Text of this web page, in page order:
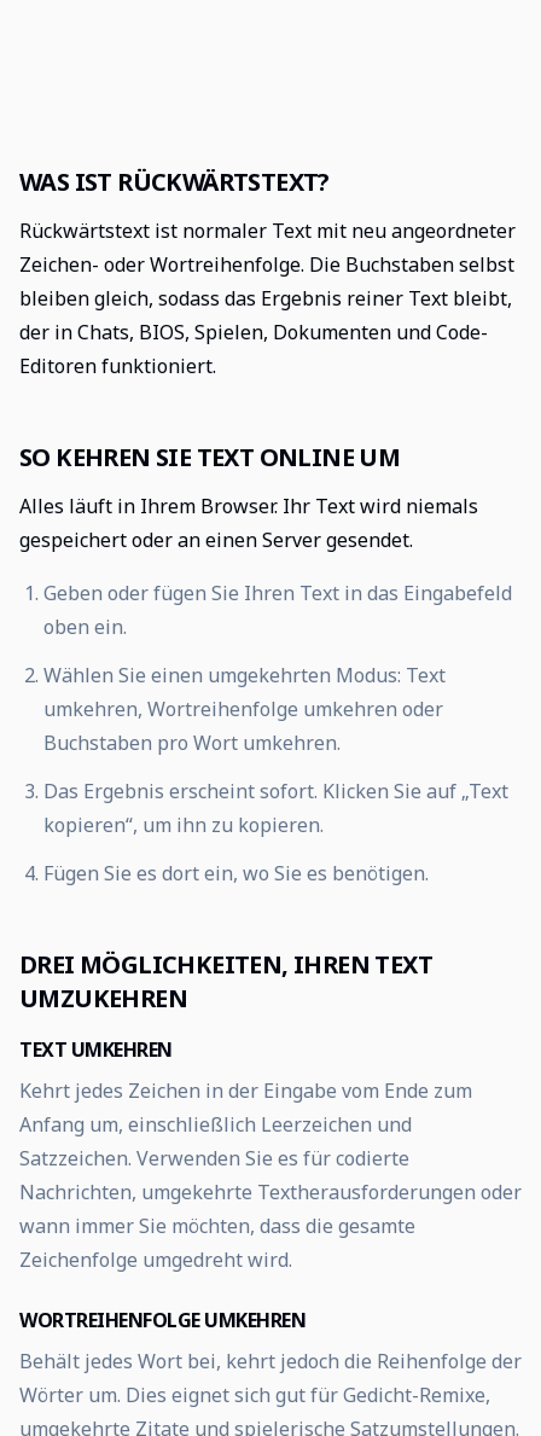
WAS IST RÜCKWÄRTSTEXT?
Rückwärtstext ist normaler Text mit neu angeordneter
Zeichen- oder Wortreihenfolge. Die Buchstaben selbst
bleiben gleich, sodass das Ergebnis reiner Text bleibt,
der in Chats, BIOS, Spielen, Dokumenten und Code-
Editoren funktioniert.
SO KEHREN SIE TEXT ONLINE UM
Alles läuft in Ihrem Browser. Ihr Text wird niemals
gespeichert oder an einen Server gesendet.
Geben oder fügen Sie Ihren Text in das Eingabefeld
oben ein.
Wählen Sie einen umgekehrten Modus: Text
umkehren, Wortreihenfolge umkehren oder
Buchstaben pro Wort umkehren.
Das Ergebnis erscheint sofort. Klicken Sie auf „Text
kopieren“, um ihn zu kopieren.
Fügen Sie es dort ein, wo Sie es benötigen.
DREI MÖGLICHKEITEN, IHREN TEXT
UMZUKEHREN
TEXT UMKEHREN
Kehrt jedes Zeichen in der Eingabe vom Ende zum
Anfang um, einschließlich Leerzeichen und
Satzzeichen. Verwenden Sie es für codierte
Nachrichten, umgekehrte Textherausforderungen oder
wann immer Sie möchten, dass die gesamte
Zeichenfolge umgedreht wird.
WORTREIHENFOLGE UMKEHREN
Behält jedes Wort bei, kehrt jedoch die Reihenfolge der
Wörter um. Dies eignet sich gut für Gedicht-Remixe,
umgekehrte Zitate und spielerische Satzumstellungen.